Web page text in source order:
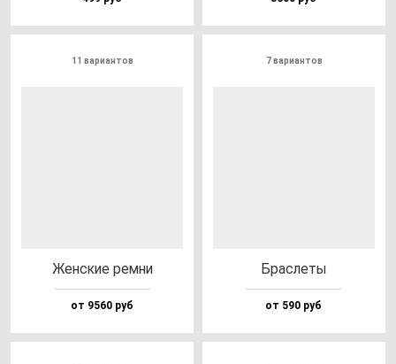
11 вариантов
Жен­ские рем­ни
от 9560 руб
7 вариантов
Брас­ле­ты
от 590 руб